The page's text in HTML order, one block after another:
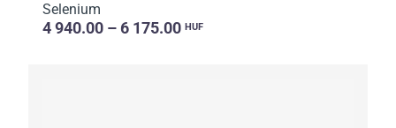
Selenium
4 940.00 – 6 175.00 HUF